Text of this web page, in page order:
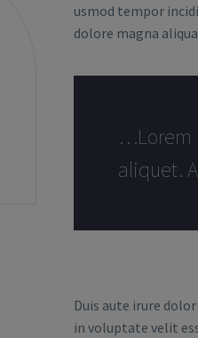
usmod tempor
dolore magna
…Lorem
aliquet.
Duis aute irure
in voluptate velit